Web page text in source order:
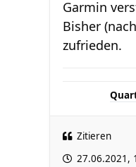
Garmin
Bisher
zufrieden.
Zitieren
27.06.2021,